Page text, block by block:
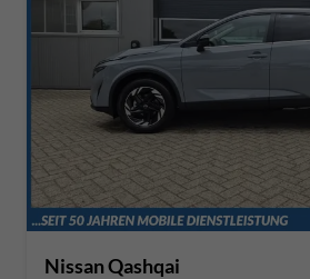
Nissan Qashqai